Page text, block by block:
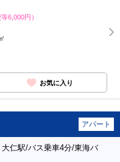
等6,000円）
お気に入り
アパート
仁駅/バス乗車4分/東海バ